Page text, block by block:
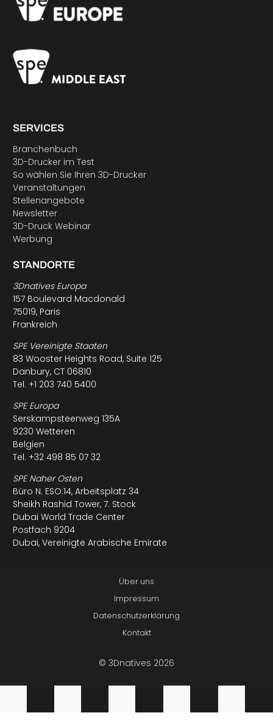
SERVICES
Branchenbuch
3D-Drucker im Test
So wählen Sie Ihren 3D-Drucker
Veranstaltungen
Stellenangebote
Newsletter
3D-Druck Webinar
Werbung
STANDORTE
3Dnatives Europa
157 Boulevard Macdonald
75019, Paris
Frankreich
SPE Vereinigte Staaten
83 Wooster Heights Road, Suite 125
Danbury, CT 06810
Tel. +1 203 740 5400
SPE Europa
Serskampsteenweg 135A
9230 Wetteren
Belgien
Tel. +32 498 85 07 32
SPE Naher Osten
Büro N. ESO:14, Arbeitsplatz 34
Sheikh Rashid Tower, 7. Stock
Dubai World Trade Center
Postfach 9204
Dubai, Vereinigte Arabische Emirate
Über uns
Impressum
Datenschutzerklärung
Kontakt
© 3Dnatives 2026